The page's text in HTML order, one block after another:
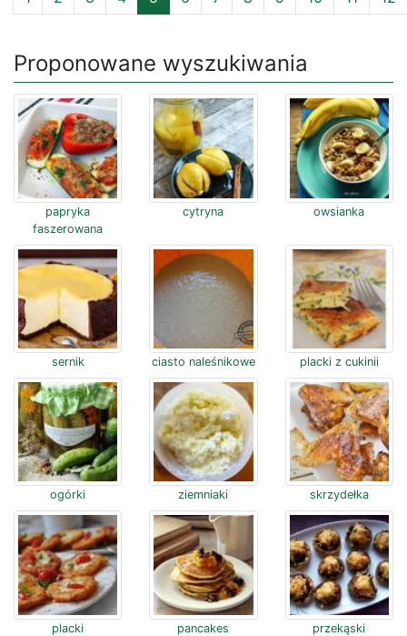
Proponowane wyszukiwania
papryka
faszerowana
cytryna owsianka
sernik ciasto naleśnikowe placki z cukinii
ogórki ziemniaki skrzydełka
placki pancakes przekąski